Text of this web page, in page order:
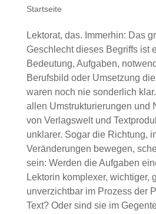
Startseite
Lektorat, das. Immerhin: Das
Geschlecht dieses Begriffs ist
Bedeutung, Aufgaben,
Berufsbild oder Umsetzung
waren noch nie sonderlich
allen Umstrukturierungen und
von Verlagswelt und
unklarer. Sogar die Richtung,
Veränderungen bewegen,
sein: Werden die Aufgaben
Lektorin komplexer, wichtiger,
unverzichtbar im Prozess der
Text? Oder sind sie im